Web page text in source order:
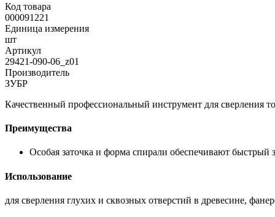
Код товара
000091221
Единица измерения
шт
Артикул
29421-090-06_z01
Производитель
ЗУБР
Качественный профессиональный инструмент для сверления
Преимущества
Особая заточка и форма спирали обеспечивают
Использование
для сверления глухих и сквозных отверстий в древесине,